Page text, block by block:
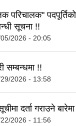
परिचालक"
सूचना !!
2026 - 20:05
सम्बन्धमा !!
2026 - 13:58
दर्ता गराउने
2026 - 11:56